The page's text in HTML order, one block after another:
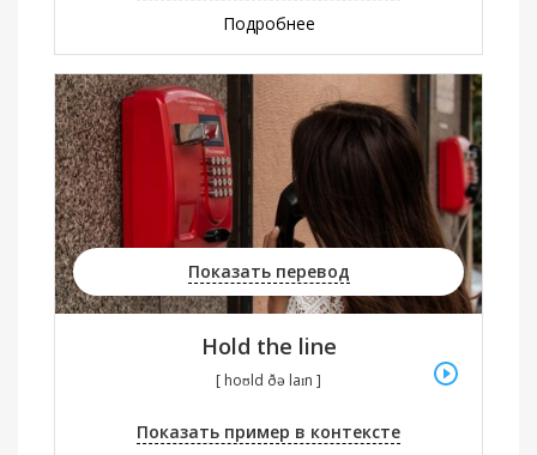
Подробнее
Показать перевод
Hold the line
[ hoʊld ðə laɪn ]
Показать пример в контексте